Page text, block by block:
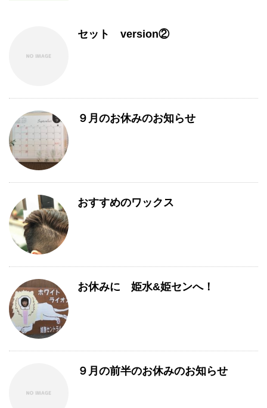
セット version②
９月のお休みのお知らせ
おすすめのワックス
お休みに 姫水&姫センへ！
９月の前半のお休みのお知らせ